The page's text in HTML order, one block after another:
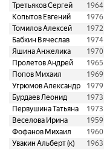
Третьяков Сергей
1964
Копытов Евгений
1976
Томилов Алексей
1972
Бабкин Вячеслав
1974
Яшина Анжелика
1970
Пролетов Андрей
1965
Попов Михаил
1969
Угрюмов Александр
1979
Бурдаев Леонид
1973
Первушина Татьяна
1973
Веселова Ирина
1959
Фофанов Михаил
1960
Увакин Альберт (к)
1963